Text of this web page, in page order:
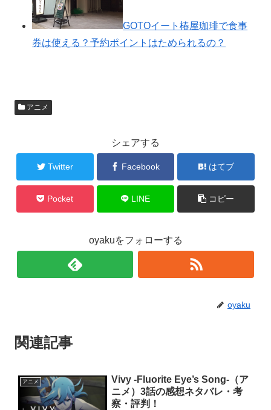
GOTOイート椿屋珈琲で食事
券は使える？予約ポイントはためられるの？
アニメ
シェアする
Twitter Facebook はてブ
Pocket LINE コピー
oyakuをフォローする
oyaku
関連記事
アニメ
Vivy -Fluorite Eye’s Song-（ア
ニメ）3話の感想ネタバレ・考
察・評判！